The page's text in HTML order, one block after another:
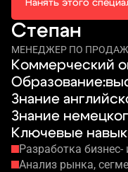
Степан
МЕНЕДЖЕР ПО
Нанять этого
Коммерческий
Образование:
Знание
Знание
Ключевые
Разработка бизнес-
Анализ рынка,